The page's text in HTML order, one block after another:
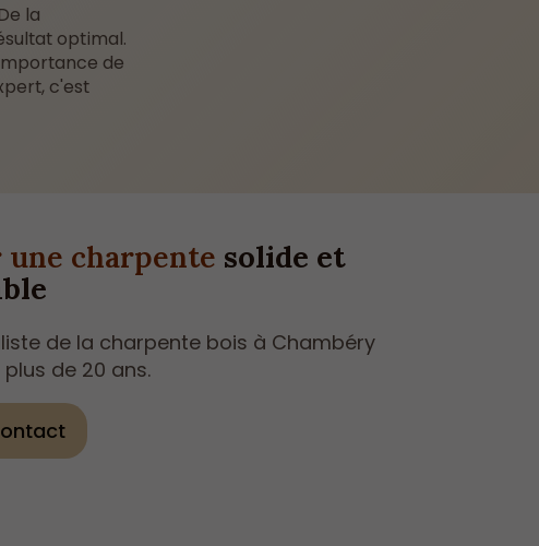
la
optimal.
de
c'est
une charpente solide et
de la charpente bois à Chambéry
de 20 ans.